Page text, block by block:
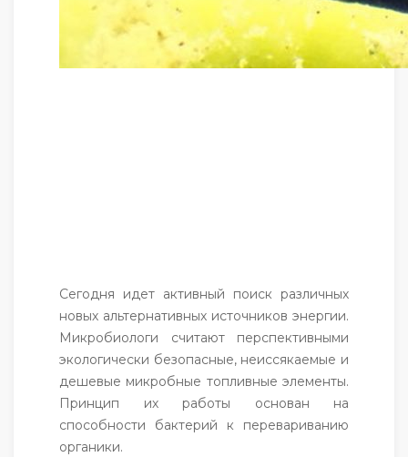
Сегодня идет активный поиск различных
новых альтернативных источников энергии.
Микробиологи считают перспективными
экологически безопасные, неиссякаемые и
дешевые микробные топливные элементы.
Принцип их работы основан на
способности бактерий к перевариванию
органики.